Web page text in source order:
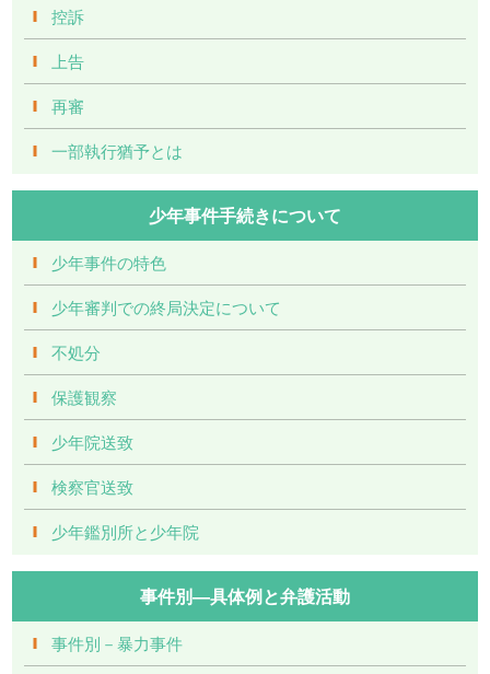
控訴
上告
再審
一部執行猶予とは
少年事件手続きについて
少年事件の特色
少年審判での終局決定について
不処分
保護観察
少年院送致
検察官送致
少年鑑別所と少年院
事件別―具体例と弁護活動
事件別－暴力事件